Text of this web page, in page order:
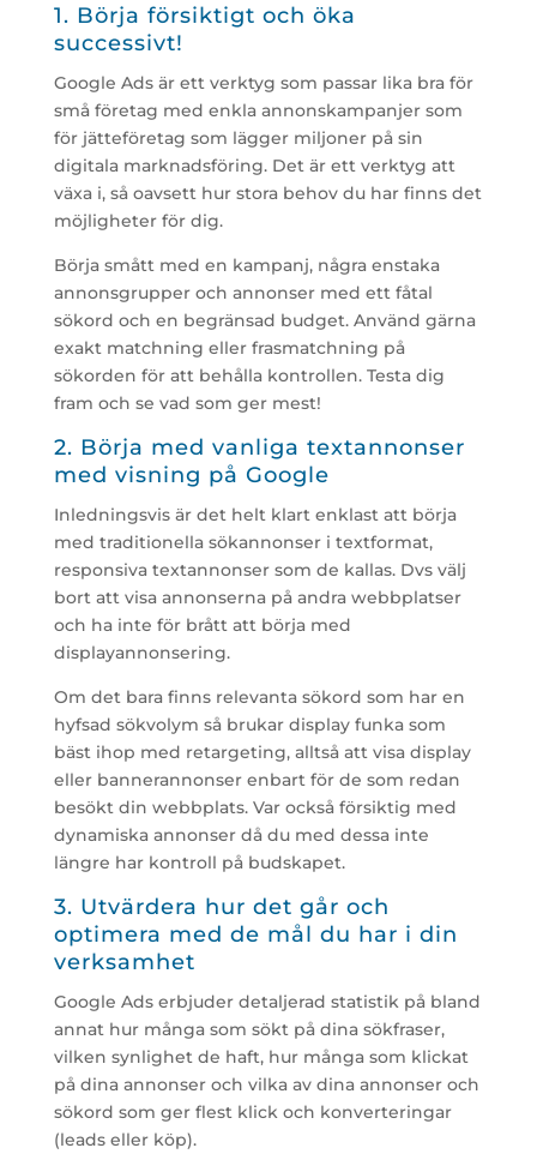
1. Börja försiktigt och öka
successivt!
Google Ads är ett verktyg som passar lika bra för
små företag med enkla annonskampanjer som
för jätteföretag som lägger miljoner på sin
digitala marknadsföring. Det är ett verktyg att
växa i, så oavsett hur stora behov du har finns det
möjligheter för dig.
Börja smått med en kampanj, några enstaka
annonsgrupper och annonser med ett fåtal
sökord och en begränsad budget. Använd gärna
exakt matchning eller frasmatchning på
sökorden för att behålla kontrollen. Testa dig
fram och se vad som ger mest!
2. Börja med vanliga textannonser
med visning på Google
Inledningsvis är det helt klart enklast att börja
med traditionella sökannonser i textformat,
responsiva textannonser som de kallas. Dvs välj
bort att visa annonserna på andra webbplatser
och ha inte för brått att börja med
displayannonsering.
Om det bara finns relevanta sökord som har en
hyfsad sökvolym så brukar display funka som
bäst ihop med retargeting, alltså att visa display
eller bannerannonser enbart för de som redan
besökt din webbplats. Var också försiktig med
dynamiska annonser då du med dessa inte
längre har kontroll på budskapet.
3. Utvärdera hur det går och
optimera med de mål du har i din
verksamhet
Google Ads erbjuder detaljerad statistik på bland
annat hur många som sökt på dina sökfraser,
vilken synlighet de haft, hur många som klickat
på dina annonser och vilka av dina annonser och
sökord som ger flest klick och konverteringar
(leads eller köp).